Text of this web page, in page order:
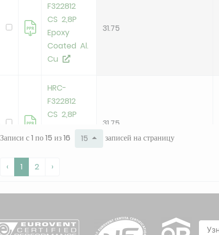
F322812
CS 2,8P
Epoxy
Coated Al.
Cu
31.75
HRC-
F322812
CS 2,8P
Hydrophilic
Coated Al.
31.75
F322812
Cu
Записи с 1 по 15 из 16 15 записей на страницу
‹ 1 2 ›